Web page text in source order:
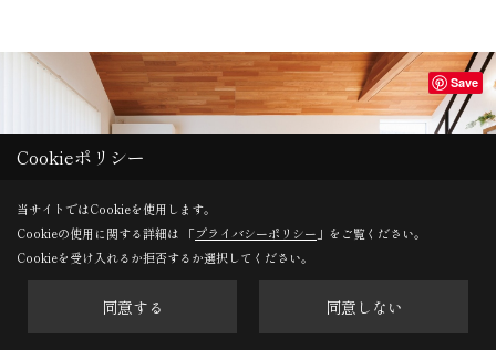
Save
Cookieポリシー
当サイトではCookieを使用します。
Cookieの使用に関する詳細は 「プライバシーポリシー 」をご覧ください。
Cookieを受け入れるか拒否するか選択してください。
同意する 同意しない